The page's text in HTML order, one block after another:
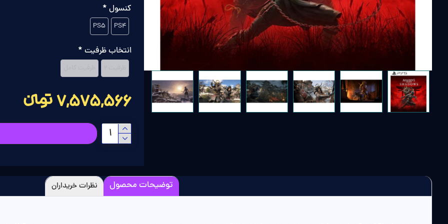
7,575,566 تومانءءء
کنسول
PS4
PS5
انتخاب ظرفیت
توضیحات محصول نظرات خریداران